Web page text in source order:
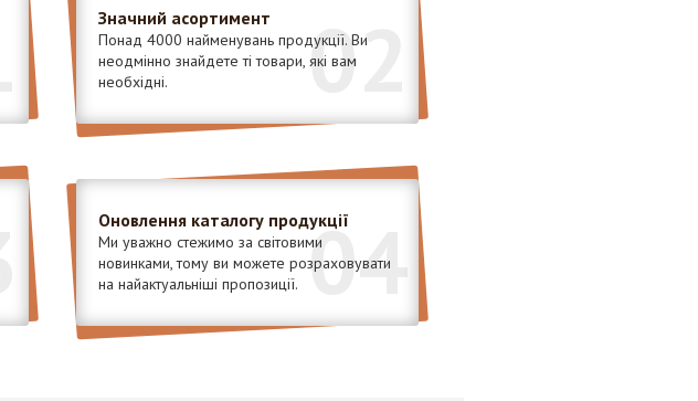
02
Значний асортимент
Понад 4000 найменувань продукції. Ви
неодмінно знайдете ті товари, які вам
необхідні.
04
Оновлення каталогу продукції
Ми уважно стежимо за світовими
новинками, тому ви можете розраховувати
на найактуальніші пропозиції.